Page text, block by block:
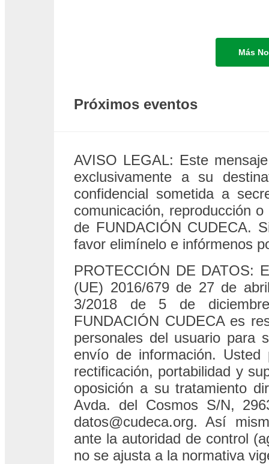
Más
Próximos eventos
AVISO LEGAL: Este
exclusivamente a su
confidencial sometida a
comunicación, reproducción
de FUNDACIÓN CUDECA.
favor elimínelo e infórmenos
PROTECCIÓN DE DATOS:
(UE) 2016/679 de 27 de
3/2018 de 5 de
FUNDACIÓN CUDECA es
personales del usuario para
envío de información.
rectificación, portabilidad y
oposición a su tratamiento
Avda. del Cosmos S/N,
datos@cudeca.org. Así
ante la autoridad de control
no se ajusta a la normativa